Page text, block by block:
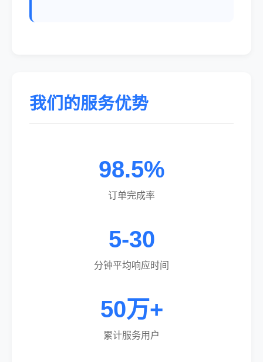
我们的服务优势
98.5%
订单完成率
5-30
分钟平均响应时间
50万+
累计服务用户